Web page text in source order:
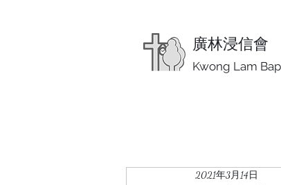
廣林浸信會
Kwong Lam
2021年3月14日